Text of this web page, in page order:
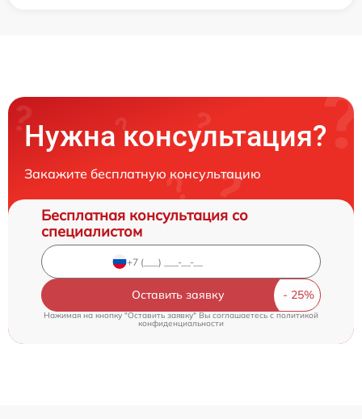
Нужна консультация?
Закажите бесплатную консультацию
Бесплатная консультация со
специалистом
Оставить заявку
Нажимая на кнопку "Оставить заявку" Вы соглашаетесь c политикой
конфиденциальности